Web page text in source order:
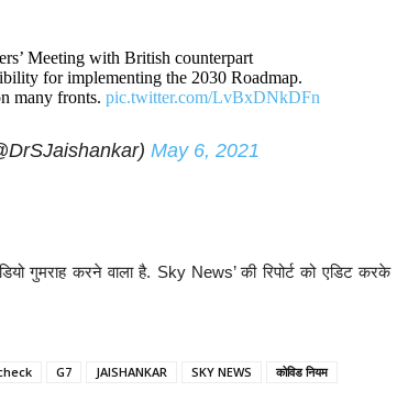
Meeting with British counterpart
for implementing the 2030 Roadmap.
many fronts. pic.twitter.com/LvBxDNkDFn
May 6, 2021
गुमराह करने वाला है. Sky News’ की रिपोर्ट को एडिट करके
G7 JAISHANKAR SKY NEWS
कोविड नियम